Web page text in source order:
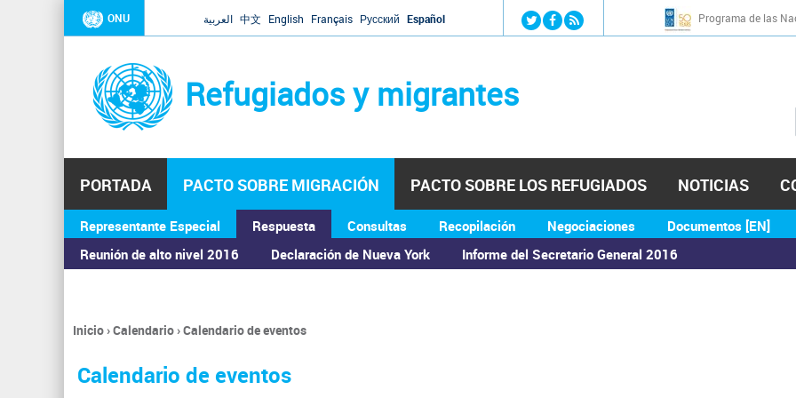
Jump to navigation
ONU العربية 中文 English Français Русский Español Programa de las
Refugiados y migrantes
PORTADA PACTO SOBRE MIGRACIÓN
Representante Especial
Respuesta
Reunión de alto nivel 2016
Declaración de Nueva York Informe del Secretario General 2016
Consultas Recopilación Negociaciones Documentos [EN]
PACTO SOBRE LOS REFUGIADOS NOTICIAS
ASAMBLEA GENERAL
Se
encuentra
usted
Inicio›Calendario›Calendario de eventos
Calendario de eventos